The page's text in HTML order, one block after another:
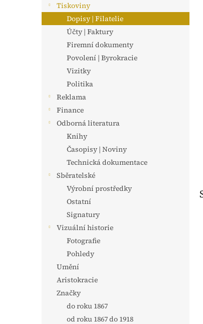
a
n
Tiskoviny
Dopisy | Filatelie
Účty | Faktury
Firemní dokumenty
Povolení | Byrokracie
Vizitky
Politika
Reklama
Finance
Odborná literatura
Knihy
Časopisy | Noviny
Technická dokumentace
Sběratelské
Výrobní prostředky
Ostatní
Signatury
Vizuální historie
Fotografie
Pohledy
Umění
Aristokracie
Značky
do roku 1867
od roku 1867 do 1918